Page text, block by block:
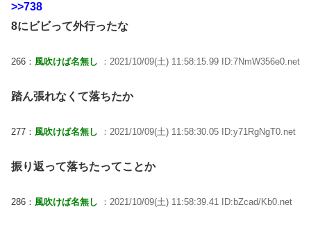
>>738
8にビビって外行ったな
266： 風吹けば名無し ：2021/10/09(土) 11:58:15.99 ID:7NmW356e0.net
踏ん張れなくて落ちたか
277： 風吹けば名無し ：2021/10/09(土) 11:58:30.05 ID:y71RgNgT0.net
振り返って落ちたってことか
286： 風吹けば名無し ：2021/10/09(土) 11:58:39.41 ID:bZcad/Kb0.net